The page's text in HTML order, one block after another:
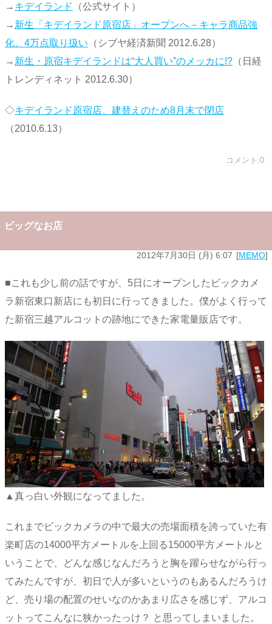
→ キデイランド
（公式サイト）
→ 新生「キデイランド原宿店」オープンへ－キャラ商品強
化、4万点取り扱い （シブヤ経済新聞 2012.6.28）
→ 新生・原宿キデイランドは“大人買い”のメッカに!? （日経
トレンディネット 2012.6.30）
◇キデイランド原宿店、建替えのため8月末で閉店
（2010.6.13）
コメント:0
ビッグなお店
2012年7月30日 (月) 6:07 MEMO
■これも少し前の話ですが、5日にオープンしたビックカメ
ラ新宿東口新店にも初日に行ってきました。僕がよく行って
た新宿三越アルコットの跡地にできた家電量販店です。
▲真っ白い外観になってました。
これまでビックカメラの中で最大の売場面積を誇っていた有
楽町店の14000平方メートルを上回る15000平方メートルと
いうことで、どんな感じなんだろうと胸を躍らせながら行っ
てみたんですが、初日で人が多いというのもあるんだろうけ
ど、売り場の配置のせいなのかあまり広さを感じず、アルコ
ットってこんなに狭かったっけ？ と思ってしまいました。